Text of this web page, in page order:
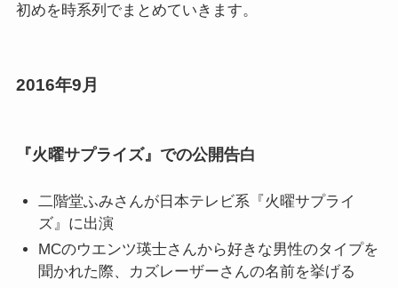
初めを時系列でまとめていきます。
2016年9月
『火曜サプライズ』での公開告白
二階堂ふみさんが日本テレビ系『火曜サプライ
ズ』に出演
MCのウエンツ瑛士さんから好きな男性のタイプを
聞かれた際、カズレーザーさんの名前を挙げる